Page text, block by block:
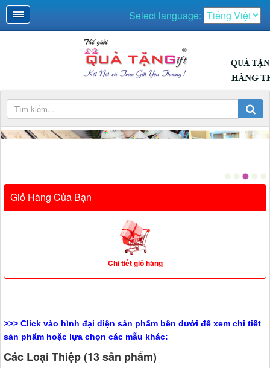
Select language:
Giỏ Hàng Của Bạn
Chi tiết giỏ hàng
>>> Click vào hình đại diện sản phẩm bên dưới để xem chi tiết
sản phẩm hoặc lựa chọn các mẫu khác:
Các Loại Thiệp (13 sản phẩm)